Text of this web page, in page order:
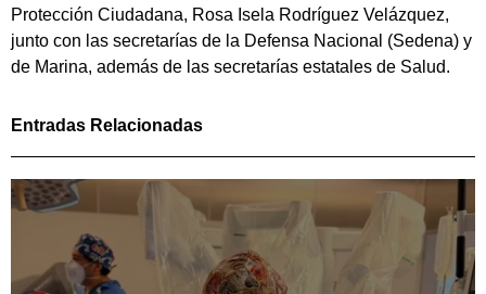
Protección Ciudadana, Rosa Isela Rodríguez Velázquez,
junto con las secretarías de la Defensa Nacional (Sedena) y
de Marina, además de las secretarías estatales de Salud.
Entradas Relacionadas